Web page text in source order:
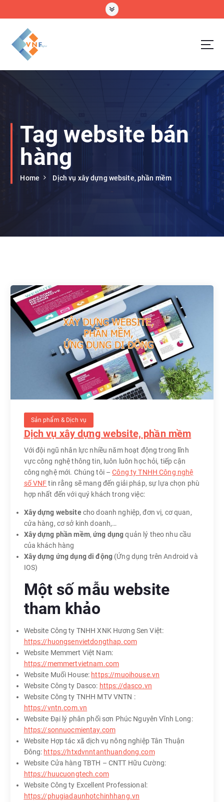
c
VNF Digital Technology Company Limtted
Tag website bán
hàng
Home Dịch vụ xây dựng website, phần mềm
Sản phẩm & Dịch vụ
Dịch vụ xây dựng website, phần mềm
Với đội ngũ nhân lực nhiều năm hoạt động trong lĩnh
vực công nghệ thông tin, luôn luôn học hỏi, tiếp cận
công nghệ mới. Chúng tôi –Công ty TNHH Công nghệ
số VNFtin rằng sẽ mang đến giải pháp, sự lựa chọn phù
hợp nhất đến với quý khách trong việc:
Xây dựng websitecho doanh nghiệp, đơn vị, cơ quan,
cửa hàng, cơ sở kinh doanh,…
Xây dựng phần mềm,ứng dụngquản lý theo nhu cầu
của khách hàng
Xây dựng ứng dụng di động (Ứng dụng trên Android và
IOS)
Một số mẫu website
tham khảo
Website Công ty TNHH XNK Hương Sen Việt:
https://huongsenvietdongthap.com
Website Memmert Việt Nam:
https://memmertvietnam.com
Website Muối House: https://muoihouse.vn
Website Công ty Dasco: https://dasco.vn
Website Công ty TNHH MTV VNTN :
https://vntn.com.vn
Website Đại lý phân phối sơn Phúc Nguyên Vĩnh Long:
https://sonnuocmientay.com
Website Hợp tác xã dịch vụ nông nghiệp Tân Thuận
Đông: https://htxdvnntanthuandong.com
Website Cửa hàng TBTH – CNTT Hữu Cường:
https://huucuongtech.com
Website Công ty Excellent Professional:
https://phugiadaunhotchinhhang.vn